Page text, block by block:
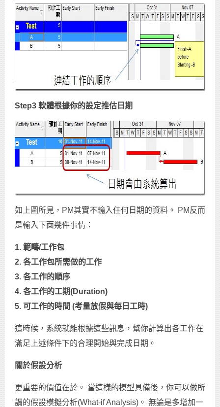
Step3 軟體根據你的設定推估日期
如上圖所見，PM其實不輸入任何日期的資料。 PM反而
是輸入下面幾件事情：
1. 範疇/工作包
2. 各工作包所需做的工作
3. 各工作的順序
4. 各工作的工期(Duration)
5. 可工作的時間 (考量放假與每日工時)
這時候，系統就能根據這些訊息，幫你計算出各工作在
滿足上述條件下的合理開始與完成日期。
關於假設分析
更重要的價值在於。 當這樣的模型具備後，你可以做所
謂的假設模擬分析(What-if Analysis)。 無論是多增加一